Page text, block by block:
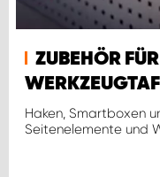
ZUBEHÖR
Haken, Smartboxen
Seitenelemente und